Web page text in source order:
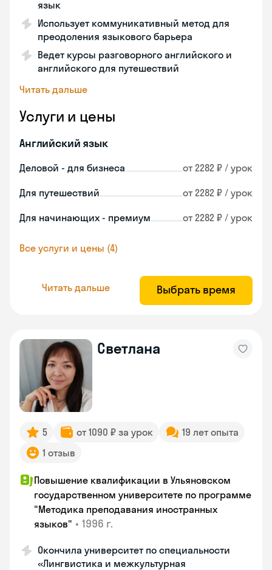
язык
Использует коммуникативный метод для
преодоления языкового барьера
Ведет курсы разговорного английского и
английского для путешествий
Читать дальше
Услуги и цены
Английский язык
Деловой - для бизнеса от 2282 ₽ / урок
Для путешествий от 2282 ₽ / урок
Для начинающих - премиум от 2282 ₽ / урок
Все услуги и цены (4)
Читать дальше Выбрать время
Светлана
5 от 1090 ₽ за урок
19 лет опыта
1 отзыв
Повышение квалификации в Ульяновском
государственном университете по программе
"Методика преподавания иностранных
языков" • 1996 г.
Окончила университет по специальности
«Лингвистика и межкультурная